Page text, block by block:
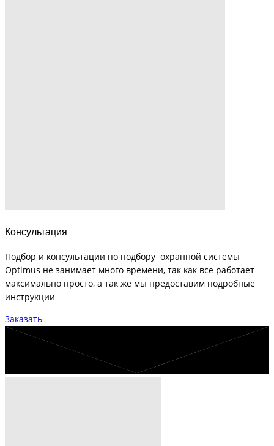
Консультация
Подбор и консультации по подбору охранной системы
Optimus не занимает много времени, так как все работает
максимально просто, а так же мы предоставим подробные
инструкции
Заказать